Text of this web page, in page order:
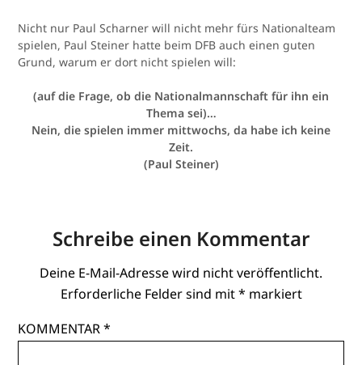
Nicht nur Paul Scharner will nicht mehr fürs Nationalteam
spielen, Paul Steiner hatte beim DFB auch einen guten
Grund, warum er dort nicht spielen will:
(auf die Frage, ob die Nationalmannschaft für ihn ein
Thema sei)…
Nein, die spielen immer mittwochs, da habe ich keine
Zeit.
(Paul Steiner)
Schreibe einen Kommentar
Deine E-Mail-Adresse wird nicht veröffentlicht.
Erforderliche Felder sind mit* markiert
KOMMENTAR*